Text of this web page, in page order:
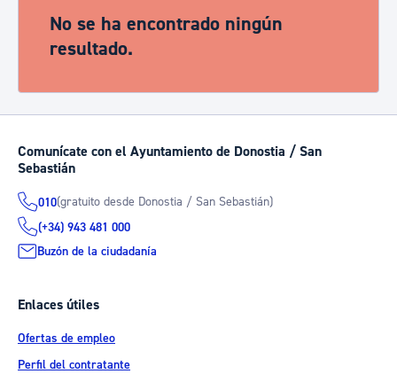
No se ha encontrado ningún
resultado.
Comunícate con el Ayuntamiento de Donostia / San
Sebastián
010(gratuito desde Donostia / San Sebastián)
(+34) 943 481 000
Buzón de la ciudadanía
Enlaces útiles
Ofertas de empleo
Perfil del contratante